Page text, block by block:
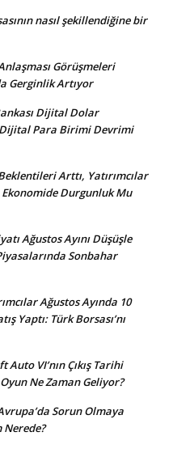
nasıl şekillendiğine bir
Görüşmeleri
Gerginlik Artıyor
Dijital Dolar
Dijital Para Birimi Devrimi
Arttı, Yatırımcılar
Ekonomide Durgunluk Mu
Ağustos Ayını Düşüşle
Sonbahar
Ağustos Ayında 10
Yaptı: Türk Borsası’nı
Auto VI’nın Çıkış Tarihi
Ne Zaman Geliyor?
Sorun Olmaya
Nerede?